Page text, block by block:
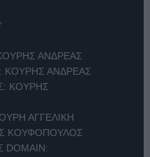
ΑΝΔΡΕΑΣ
ΚΟΥΡΗΣ ΑΝΔΡΕΑΣ
ΚΟΥΡΗΣ
ΑΓΓΕΛΙΚΗ
ΚΟΥΦΟΠΟΥΛΟΣ
DOMAIN: